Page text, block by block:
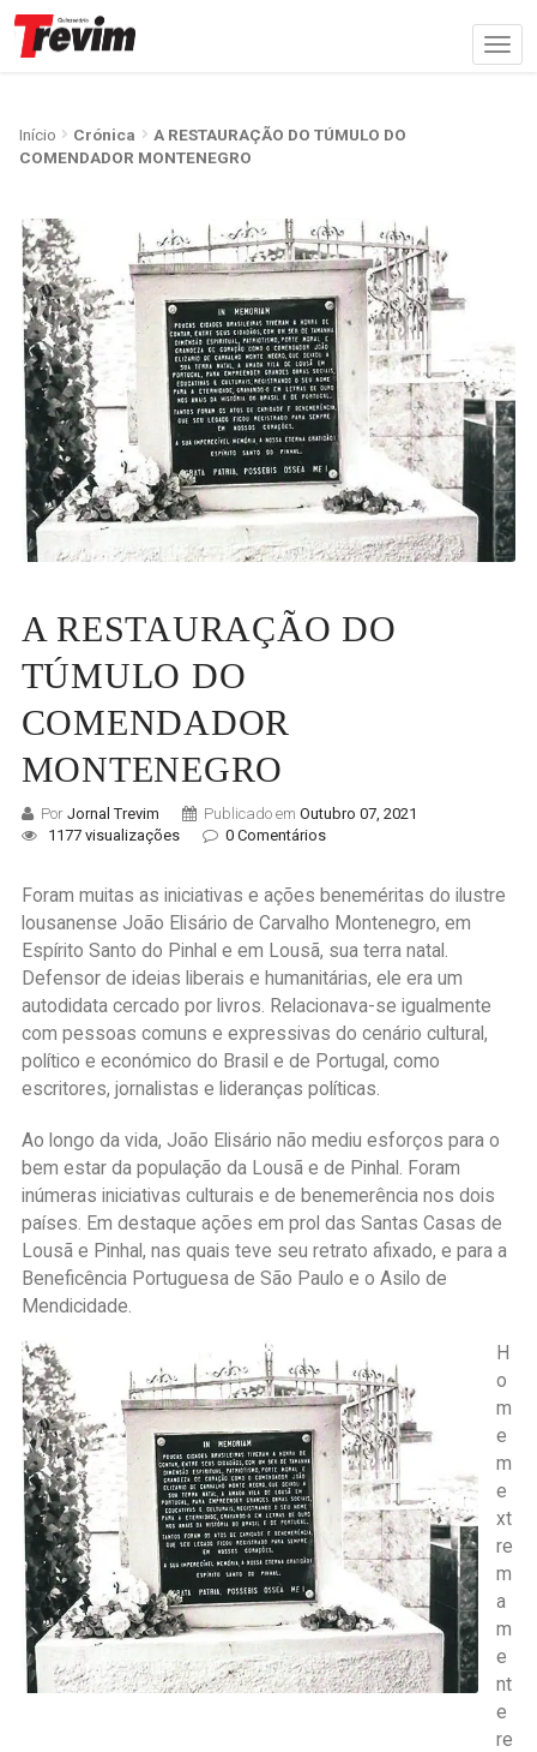
Início Crónica
A RESTAURAÇÃO DO TÚMULO DO
COMENDADOR MONTENEGRO
A RESTAURAÇÃO DO
TÚMULO DO
COMENDADOR
MONTENEGRO
Por Jornal Trevim Publicado em Outubro 07, 2021
1177 visualizações
0 Comentários
Foram muitas as iniciativas e ações beneméritas do ilustre
lousanense João Elisário de Carvalho Montenegro, em
Espírito Santo do Pinhal e em Lousã, sua terra natal.
Defensor de ideias liberais e humanitárias, ele era um
autodidata cercado por livros. Relacionava-se igualmente
com pessoas comuns e expressivas do cenário cultural,
político e económico do Brasil e de Portugal, como
escritores, jornalistas e lideranças políticas.
Ao longo da vida, João Elisário não mediu esforços para o
bem estar da população da Lousã e de Pinhal. Foram
inúmeras iniciativas culturais e de benemerência nos dois
países. Em destaque ações em prol das Santas Casas de
Lousã e Pinhal, nas quais teve seu retrato afixado, e para a
Beneficência Portuguesa de São Paulo e o Asilo de
Mendicidade.
H
o
m
e
m
e
xt
re
m
a
m
e
nt
e
re